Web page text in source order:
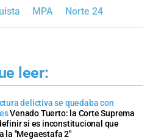
MPA Norte 24
leer:
delictiva se quedaba con
Venado Tuerto: la Corte Suprema
si es inconstitucional que
la "Megaestafa 2"